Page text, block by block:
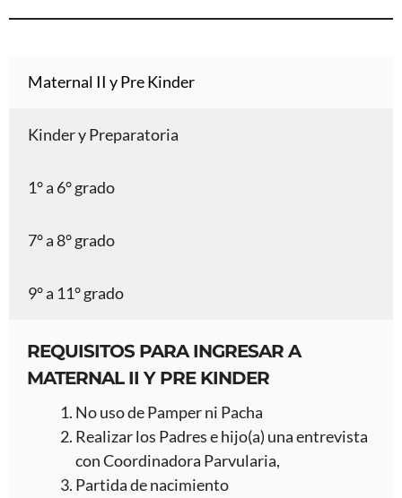
Maternal II y Pre Kinder
Kinder y Preparatoria
1° a 6° grado
7° a 8° grado
9° a 11° grado
REQUISITOS PARA INGRESAR A
MATERNAL II Y PRE KINDER
No uso de Pamper ni Pacha
Realizar los Padres e hijo(a) una entrevista
con Coordinadora Parvularia,
Partida de nacimiento